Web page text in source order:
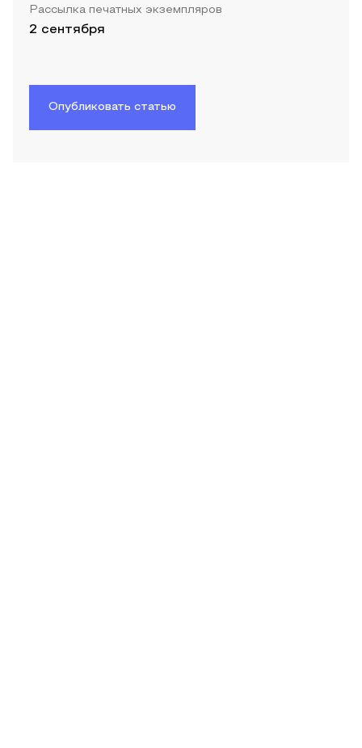
Рассылка печатных экземпляров
2 сентября
Опубликовать статью